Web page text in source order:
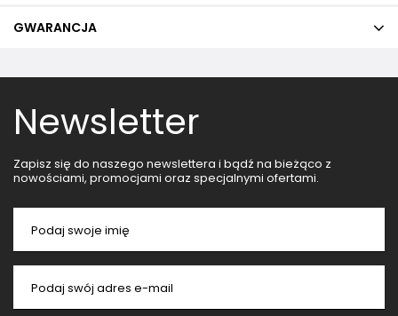
GWARANCJA
Newsletter
Zapisz się do naszego newslettera i bądź na bieżąco z
nowościami, promocjami oraz specjalnymi ofertami.
Podaj swoje imię
Podaj swój adres e-mail